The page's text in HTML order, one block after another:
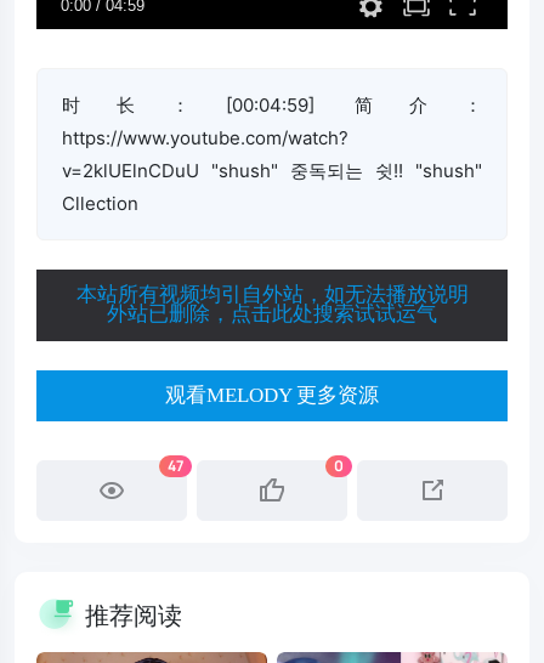
时长：[00:04:59] 简介：
https://www.youtube.com/watch?
v=2klUElnCDuU "shush" 중독되는 쉿!! "shush"
Cllection
本站所有视频均引自外站，如无法播放说明
外站已删除，点击此处搜索试试运气
观看MELODY 更多资源
47 0
推荐阅读